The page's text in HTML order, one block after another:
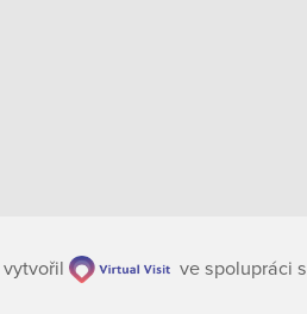
vytvořil ve spolupráci s